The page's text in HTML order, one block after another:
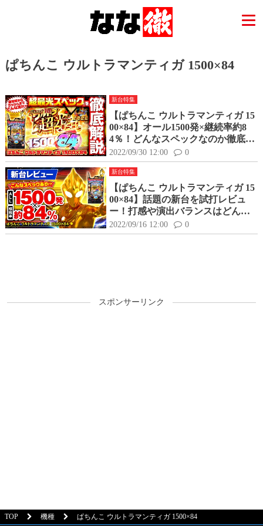
ぱちんこ ウルトラマンティガ 1500×84
新台特集
【ぱちんこ ウルトラマンティガ 15
00×84】オール1500発×継続率約8
4％！どんなスペックなのか徹底試
打解説！
2022/09/30 12:00 0
新台特集
【ぱちんこ ウルトラマンティガ 15
00×84】話題の新台を試打レビュ
ー！打感や演出バランスはどんな
感じ？
2022/09/16 12:00 0
スポンサーリンク
TOP 機種 ぱちんこ ウルトラマンティガ 1500×84